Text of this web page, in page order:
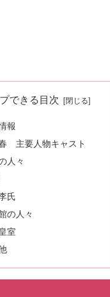
できる目次
報
主要人物キャスト
人々
氏
の人々
室